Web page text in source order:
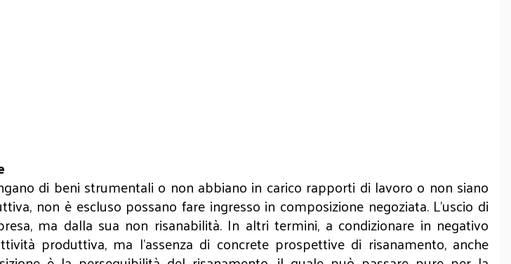
di beni strumentali o non abbiano in carico rapporti di lavoro o non siano
non è escluso possano fare ingresso in composizione negoziata. L’uscio di
ma dalla sua non risanabilità. In altri termini, a condizionare in negativo
produttiva, ma l’assenza di concrete prospettive di risanamento, anche